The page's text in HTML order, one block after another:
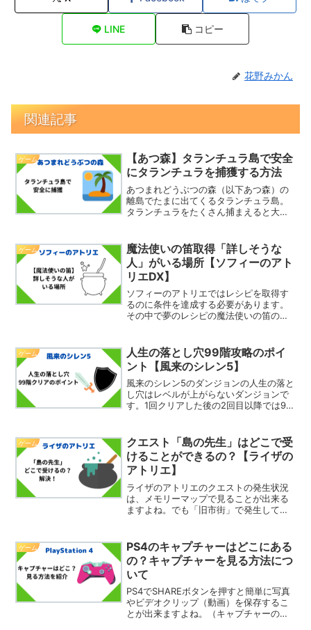
LINE コピー
花野みかん
関連記事
ゲーム
【あつ森】タランチュラ島で安全
にタランチュラを捕獲する方法
あつまれどうぶつの森（以下あつ森）の
離島でたまに出てくるタランチュラ島。
タランチュラをたくさん捕まえると大量
で気絶しても自分の島なら自宅前、離島
なら離島入口に戻されるだ...
ゲーム
魔法使いの笛取得「詳しそうな
人」がいる場所【ソフィーのアト
リエDX】
ソフィーのアトリエではレシピを取得す
るのに条件を達成する必要があります。
その中で夢のレシピの魔法使いの笛の取
はどこにいるのでしょうか。そこで今回
は、魔法使いの笛取得のた...
ゲーム
人生の落とし穴99階攻略のポイ
ント【風来のシレン5】
風来のシレン5のダンジョンの人生の落と
し穴はレベルが上がらないダンジョンで
す。1回クリアした後の2回目以降では99
部類だと思います。そこで今回は、私が
99階クリアした...
ゲーム
クエスト「島の先生」はどこで受
けることができるの？【ライザの
アトリエ】
ライザのアトリエのクエストの発生状況
は、メモリーマップで見ることが出来る
ますよね。でも「旧市街」で発生してい
は、クエスト「島の先生」はどこで受け
ればいいのかを紹介したいと...
ゲーム
PS4のキャプチャーはどこにある
の？キャプチャーを見る方法につ
いて
PS4でSHAREボタンを押すと簡単に写真
やビデオクリップ（動画）を保存するこ
とが出来ますよね。（キャプチャーの仕